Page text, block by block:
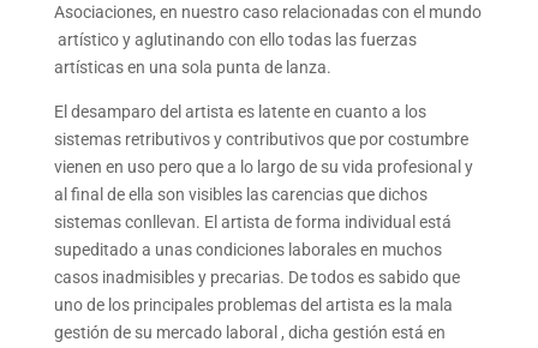
Asociaciones, en nuestro caso relacionadas con el mundo
artístico y aglutinando con ello todas las fuerzas
artísticas en una sola punta de lanza.
El desamparo del artista es latente en cuanto a los
sistemas retributivos y contributivos que por costumbre
vienen en uso pero que a lo largo de su vida profesional y
al final de ella son visibles las carencias que dichos
sistemas conllevan. El artista de forma individual está
supeditado a unas condiciones laborales en muchos
casos inadmisibles y precarias. De todos es sabido que
uno de los principales problemas del artista es la mala
gestión de su mercado laboral , dicha gestión está en